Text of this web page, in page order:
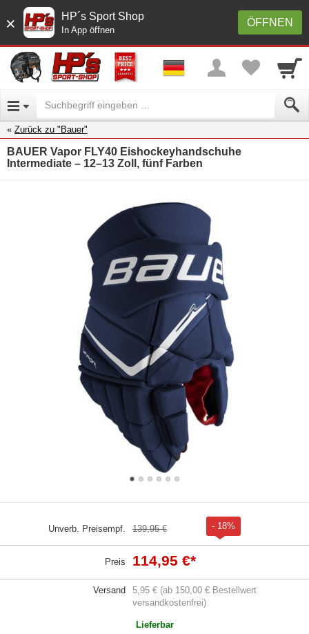
× ÖFFNEN
HP´s Sport Shop
In App öffnen
Zurück zu "Bauer"
BAUER Vapor FLY40 Eishockeyhandschuhe
Intermediate – 12–13 Zoll, fünf Farben
Unverb. Preisempf. 139,95 € - 18%
Preis 114,95 €*
Versand
5,95 € (ab 150,00 € Bestellwert
versandkostenfrei)
Lieferbar